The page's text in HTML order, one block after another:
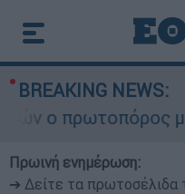
BREAKING NEWS:
ο πρωτοπόρος
Πρωινή ενημέρωση:
➔ Δείτε τα πρωτοσέλιδα